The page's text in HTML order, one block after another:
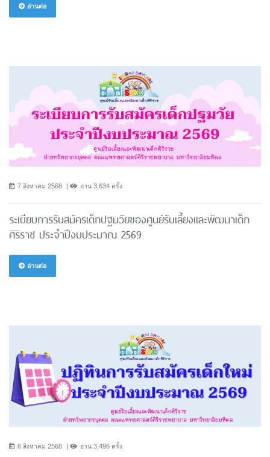
อ่านต่อ
7 สิงหาคม 2568 อ่าน 3,634 ครั้ง
ระเบียบการรับสมัครเด็กปฐมวัยของศูนย์รับเลี้ยงและพัฒนาเด็ก
ศิริราช ประจำปีงบประมาณ 2569
อ่านต่อ
6 สิงหาคม 2568 อ่าน 3,496 ครั้ง